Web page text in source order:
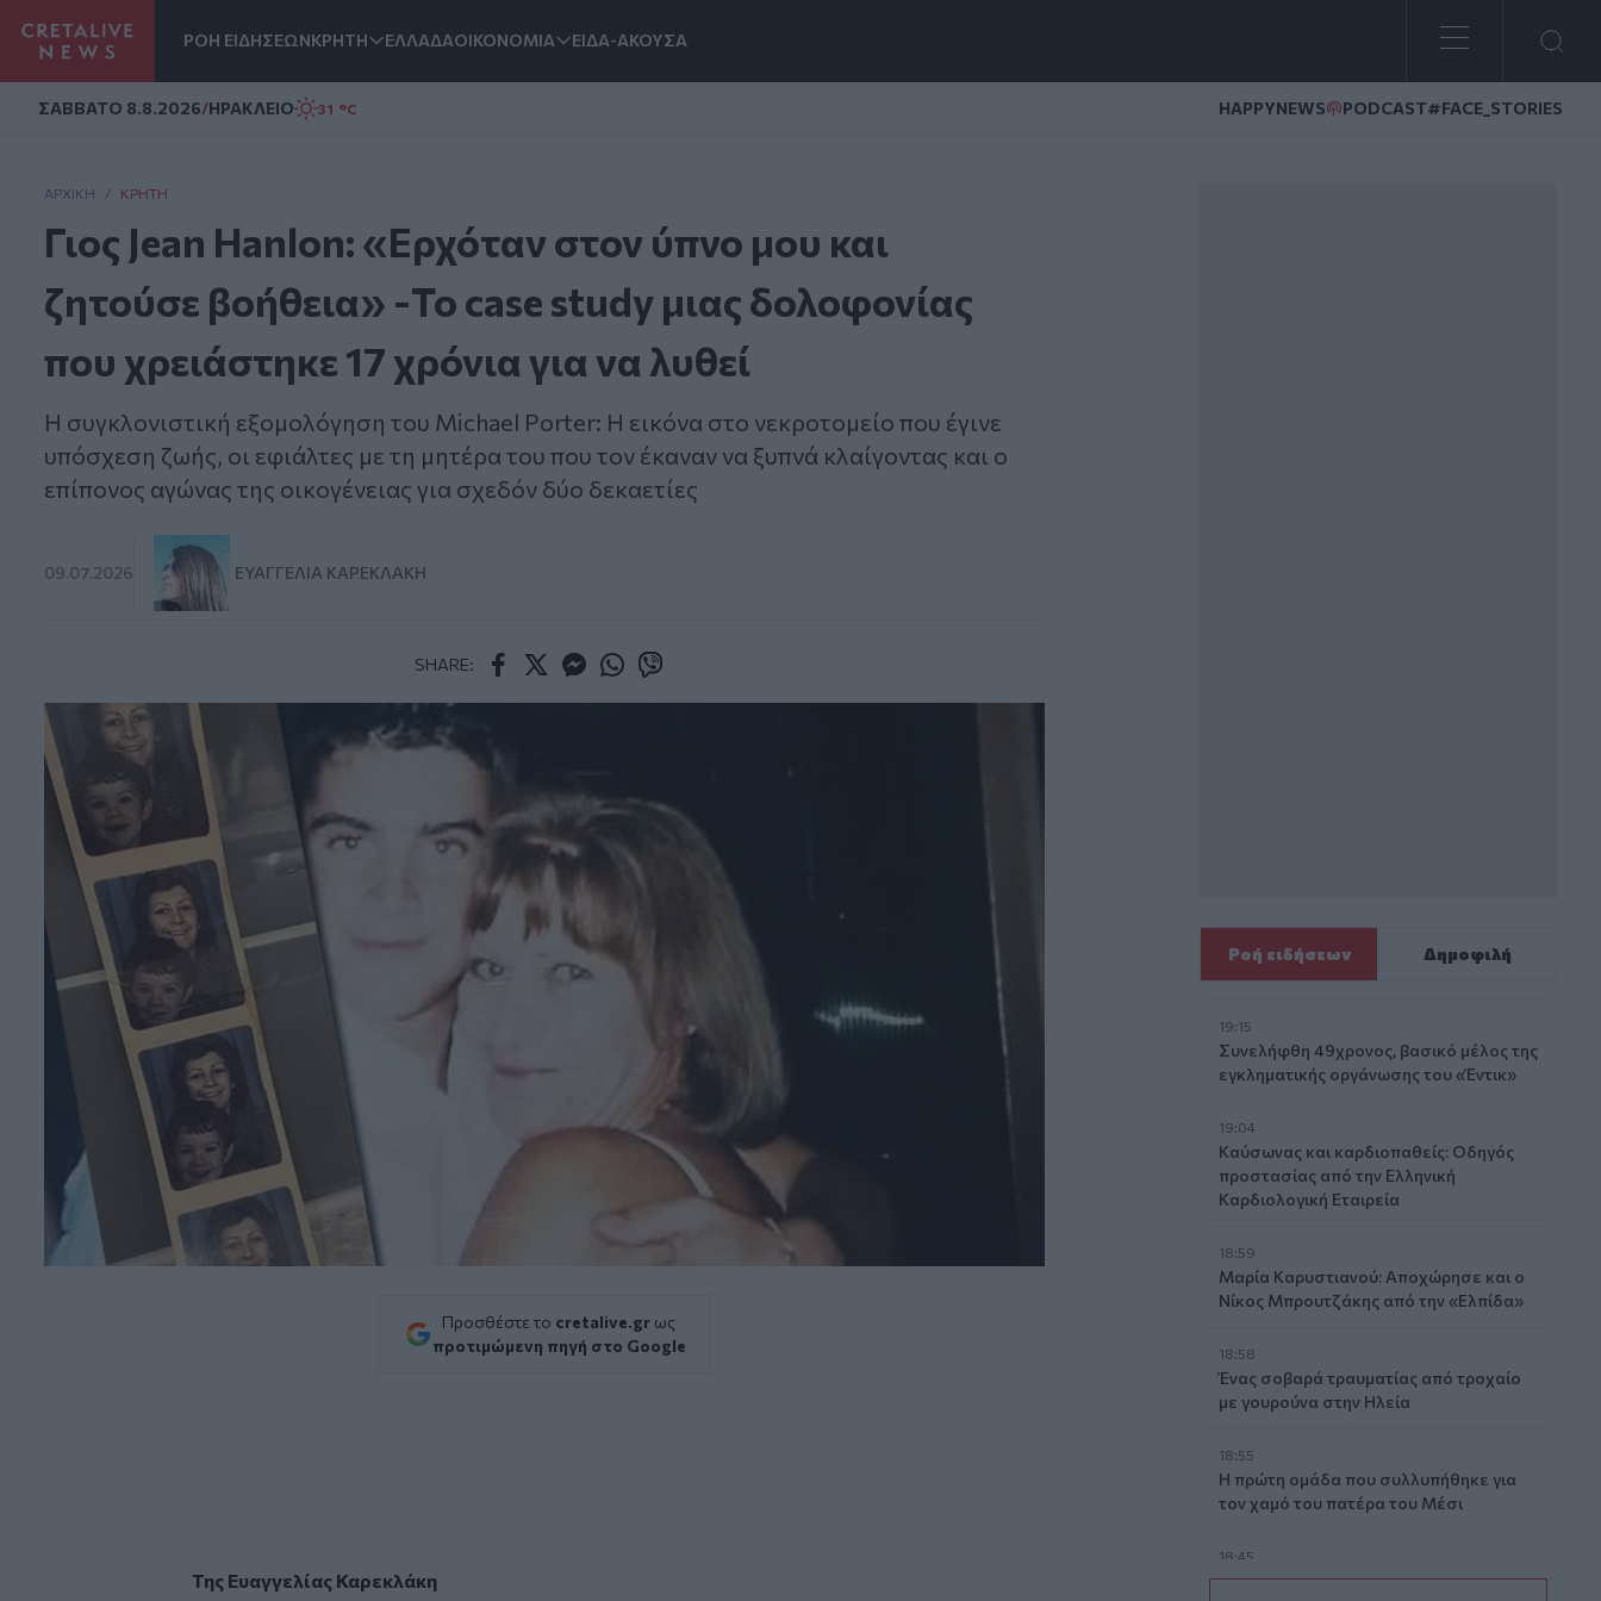
ΡΟΗ ΕΙΔΗΣΕΩΝΚΡΗΤΗ ΕΛΛΑΔΑΟΙΚΟΝΟΜΙΑ ΕΙΔΑ-ΑΚΟΥΣΑ
ΣAΒΒΑΤΟ 8.8.2026/ΗΡΑΚΛΕΙΟ 31 °C HAPPYNEWS PODCAST#FACE_STORIES
ΑΡΧΙΚΗ / ΚΡΉΤΗ
Γιος Jean Hanlon: «Ερχόταν στον ύπνο μου και
ζητούσε βοήθεια» -Το case study μιας δολοφονίας
που χρειάστηκε 17 χρόνια για να λυθεί
Η συγκλονιστική εξομολόγηση του Michael Porter: Η εικόνα στο νεκροτομείο που έγινε
υπόσχεση ζωής, οι εφιάλτες με τη μητέρα του που τον έκαναν να ξυπνά κλαίγοντας και ο
επίπονος αγώνας της οικογένειας για σχεδόν δύο δεκαετίες
09.07.2026 ΕΥΑΓΓΕΛΊΑ ΚΑΡΕΚΛΆΚΗ
SHARE:
Προσθέστε το cretalive.gr ως
προτιμώμενη πηγή στο Google
Της Ευαγγελίας Καρεκλάκη
Ροή ειδήσεων Δημοφιλή
19:15
Συνελήφθη 49χρονος, βασικό μέλος της
εγκληματικής οργάνωσης του «Έντικ»
19:04
Καύσωνας και καρδιοπαθείς: Οδηγός
προστασίας από την Ελληνική
Καρδιολογική Εταιρεία
18:59
Μαρία Καρυστιανού: Αποχώρησε και ο
Νίκος Μπρουτζάκης από την «Ελπίδα»
18:58
Ένας σοβαρά τραυματίας από τροχαίο
με γουρούνα στην Ηλεία
18:55
Η πρώτη ομάδα που συλλυπήθηκε για
τον χαμό του πατέρα του Μέσι
18:45
Τα «Παραμύθια του Σαββάτου»… πάνε